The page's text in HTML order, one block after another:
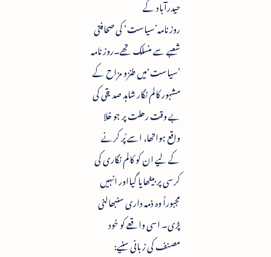
حیدرآباد کے
روزنامہ’سیاست‘ کی صحافتی
شعبے سے منسلک تھے۔روزنامہ
’سیاست‘میں طنزو مزاح کے
مشہور کالم نگار شاہد صدیقی کی
بے وقت رحلت پر جو خلا
واقع ہواتھا، اسے پُر کرنے
کے لیے ان کو کالم نگاری کی
کرسی پر بیٹھایا گیااور انہیں
مجبوراً وہ ذمہ داری سنبھالنی
پڑی۔ اسی واقعے کو خود
مصنف کی زبانی سنیے: